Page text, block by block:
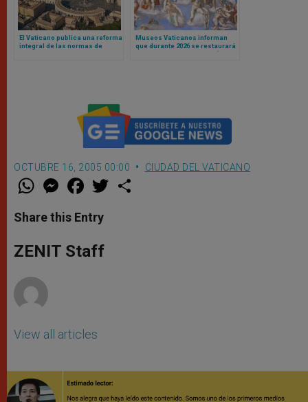
El Vaticano publica una reforma
integral de las normas de
Museos Vaticanos informan
que durante 2026 se restaurará
el Juicio Final de Miguel Ángel
OCTUBRE 16, 2005 00:00 CIUDAD DEL VATICANO
W
t
s
p
p
M
e
s
e
g
e
F
a
e
b
o
k
w
Share this Entry
ZENIT Staff
View all articles